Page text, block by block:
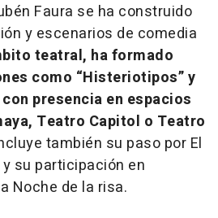
Faura se ha construido
y escenarios de comedia
teatral, ha formado
como “Histeriotipos” y
con presencia en espacios
Teatro Capitol o Teatro
también su paso por El
su participación en
Noche de la risa.